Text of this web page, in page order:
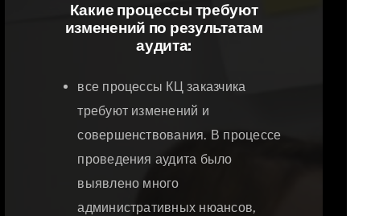
Какие процессы требуют
изменений по результатам
аудита:
все процессы КЦ заказчика
требуют изменений и
совершенствования. В процессе
проведения аудита было
выявлено много
административных нюансов,